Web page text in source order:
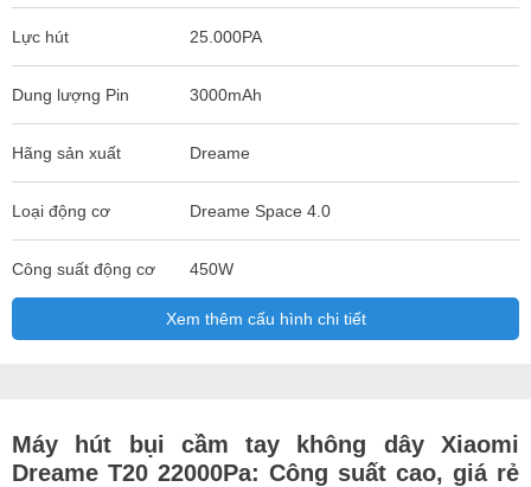
Lực hút 25.000PA
Dung lượng Pin 3000mAh
Hãng sản xuất Dreame
Loại động cơ Dreame Space 4.0
Công suất động cơ 450W
Xem thêm cấu hình chi tiết
Máy hút bụi cầm tay không dây Xiaomi
Dreame T20 22000Pa: Công suất cao, giá rẻ